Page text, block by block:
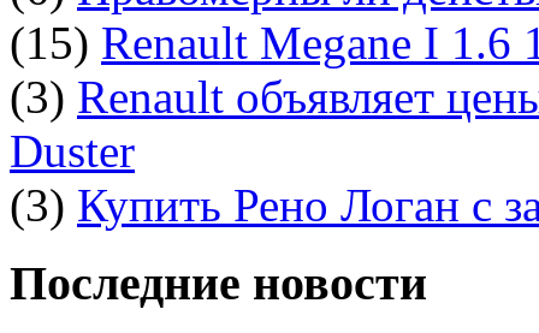
(15) Renault Megane I 1.6
(3) Renault объявляет
Duster
(3) Купить Рено Логан с
Последние новости